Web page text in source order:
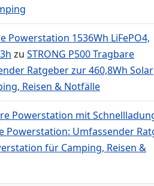
Powerstation 1536Wh LiFePO4,
zu STRONG P500 Tragbare
Ratgeber zur 460,8Wh Solar
Reisen & Notfälle
Powerstation mit
Powerstation: Umfassender
für Camping, Reisen &